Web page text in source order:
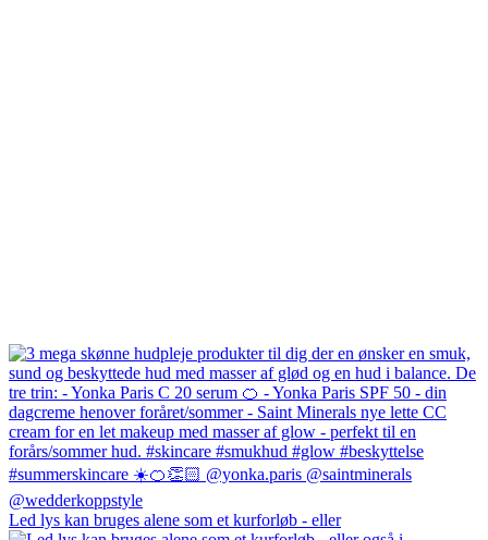
Led lys kan bruges alene som et kurforløb - eller